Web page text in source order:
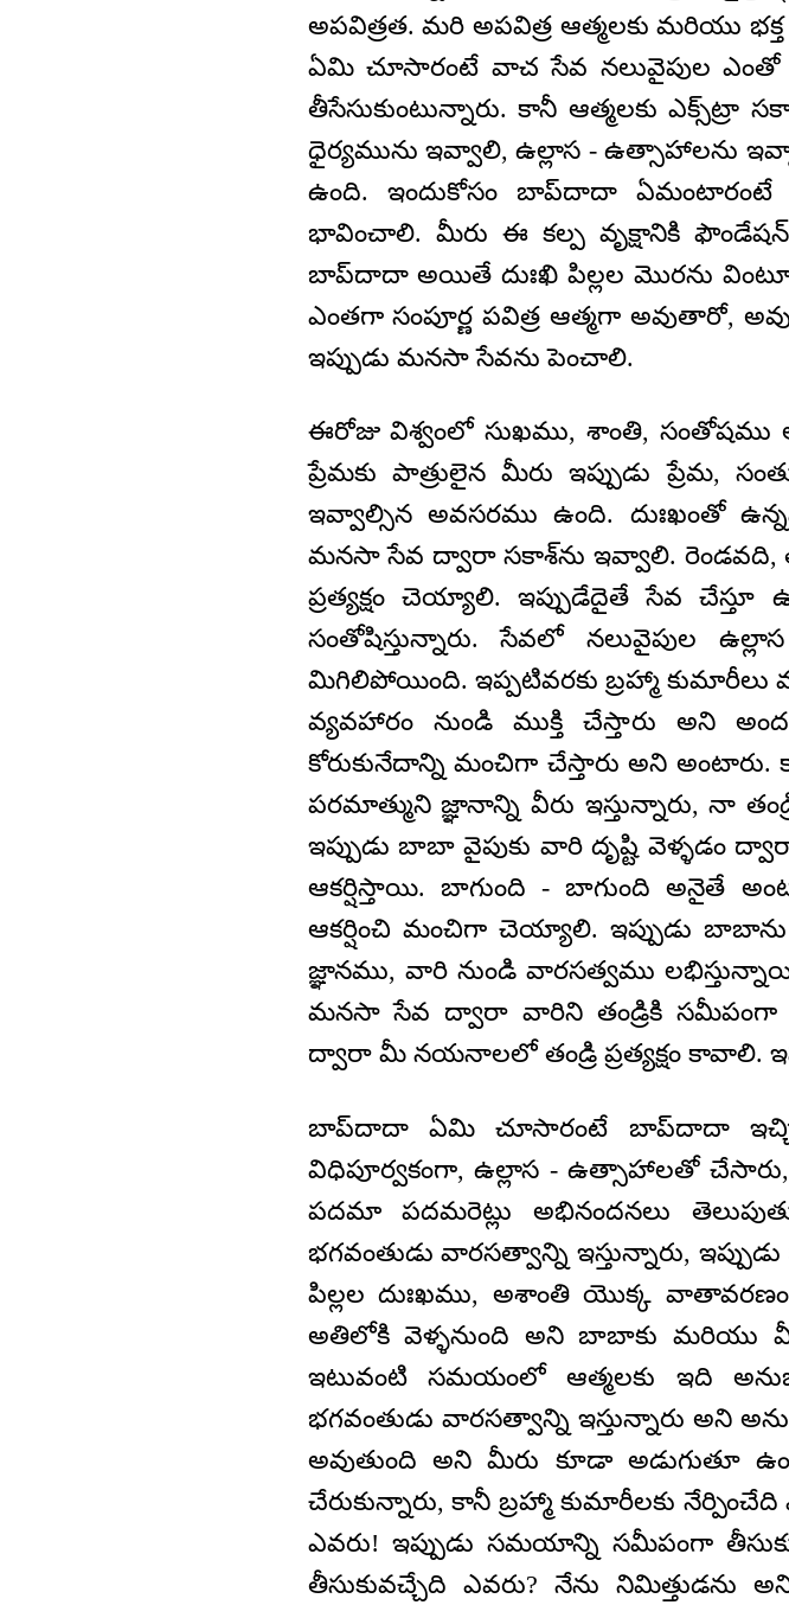
అపవిత్రత. మరి అపవిత్ర ఆత్మలకు మరియు
ఏమి చూసారంటే వాచ సేవ నలువైపుల ఎంతో
తీసేసుకుంటున్నారు. కానీ ఆత్మలకు
ధైర్యమును ఇవ్వాలి, ఉల్లాస - ఉత్సాహాలను
ఉంది. ఇందుకోసం బాప్‌దాదా ఏమంటారంటే
భావించాలి. మీరు ఈ కల్ప వృక్షానికి
బాప్‌దాదా అయితే దుఃఖి పిల్లల మొరను
ఎంతగా సంపూర్ణ పవిత్ర ఆత్మగా అవుతారో,
ఇప్పుడు మనసా సేవను పెంచాలి.
ఈరోజు విశ్వంలో సుఖము, శాంతి,
ప్రేమకు పాత్రులైన మీరు ఇప్పుడు ప్రేమ,
ఇవ్వాల్సిన అవసరము ఉంది. దుఃఖంతో
మనసా సేవ ద్వారా సకాశ్‌ను ఇవ్వాలి.
ప్రత్యక్షం చెయ్యాలి. ఇప్పుడేదైతే సేవ
సంతోషిస్తున్నారు. సేవలో నలువైపుల
మిగిలిపోయింది. ఇప్పటివరకు బ్రహ్మా కుమారీలు
వ్యవహారం నుండి ముక్తి చేస్తారు అని
కోరుకునేదాన్ని మంచిగా చేస్తారు అని
పరమాత్ముని జ్ఞానాన్ని వీరు ఇస్తున్నారు, నా
ఇప్పుడు బాబా వైపుకు వారి దృష్టి వెళ్ళడం
ఆకర్షిస్తాయి. బాగుంది - బాగుంది అనైతే
ఆకర్షించి మంచిగా చెయ్యాలి. ఇప్పుడు బాబాను
జ్ఞానము, వారి నుండి వారసత్వము
మనసా సేవ ద్వారా వారిని తండ్రికి సమీపంగా
ద్వారా మీ నయనాలలో తండ్రి ప్రత్యక్షం కావాలి.
బాప్‌దాదా ఏమి చూసారంటే బాప్‌దాదా
విధిపూర్వకంగా, ఉల్లాస - ఉత్సాహాలతో చేసారు,
పదమా పదమరెట్లు అభినందనలు
భగవంతుడు వారసత్వాన్ని ఇస్తున్నారు,
పిల్లల దుఃఖము, అశాంతి యొక్క
అతిలోకి వెళ్ళనుంది అని బాబాకు మరియు
ఇటువంటి సమయంలో ఆత్మలకు ఇది
భగవంతుడు వారసత్వాన్ని ఇస్తున్నారు అని
అవుతుంది అని మీరు కూడా అడుగుతూ
చేరుకున్నారు, కానీ బ్రహ్మా కుమారీలకు
ఎవరు! ఇప్పుడు సమయాన్ని సమీపంగా
తీసుకువచ్చేది ఎవరు? నేను నిమిత్తుడను